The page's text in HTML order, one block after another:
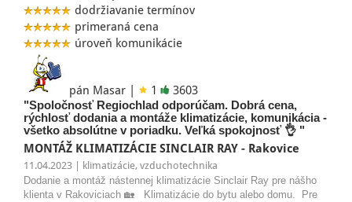
dodržiavanie termínov
primeraná cena
úroveň komunikácie
pán Masar | 1 3603
"Spoločnosť Regiochlad odporúčam. Dobrá cena,
rýchlosť dodania a montáže klimatizácie, komunikácia -
všetko absolútne v poriadku. Veľká spokojnosť 👌 "
MONTÁŽ KLIMATIZÁCIE SINCLAIR RAY - Rakovice
11.04.2023 | klimatizácie, vzduchotechnika
Dodanie a montáž nástennej klimatizácie Sinclair Ray pre nášho
klienta v Rakoviciach 🏡 Klimatizácie do bytu alebo domu. Pre